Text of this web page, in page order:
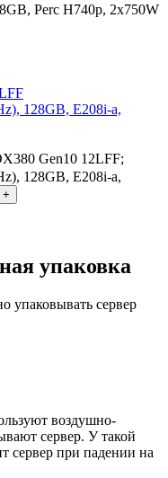
Perc H740p, 2x750W
128GB, E208i-a,
Gen10 12LFF;
128GB, E208i-a,
+
упаковка
упаковывать сервер
воздушно-
сервер. У такой
сервер при падении на